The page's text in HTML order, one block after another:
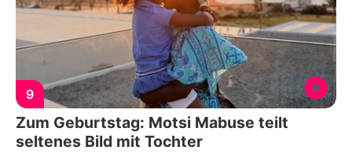
9
Zum Geburtstag: Motsi Mabuse teilt
seltenes Bild mit Tochter